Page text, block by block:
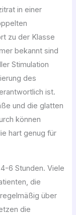
in einer
zu der Klasse
bekannt sind
Stimulation
des
ist.
und die glatten
können
hart genug für
6 Stunden. Viele
die
über
die